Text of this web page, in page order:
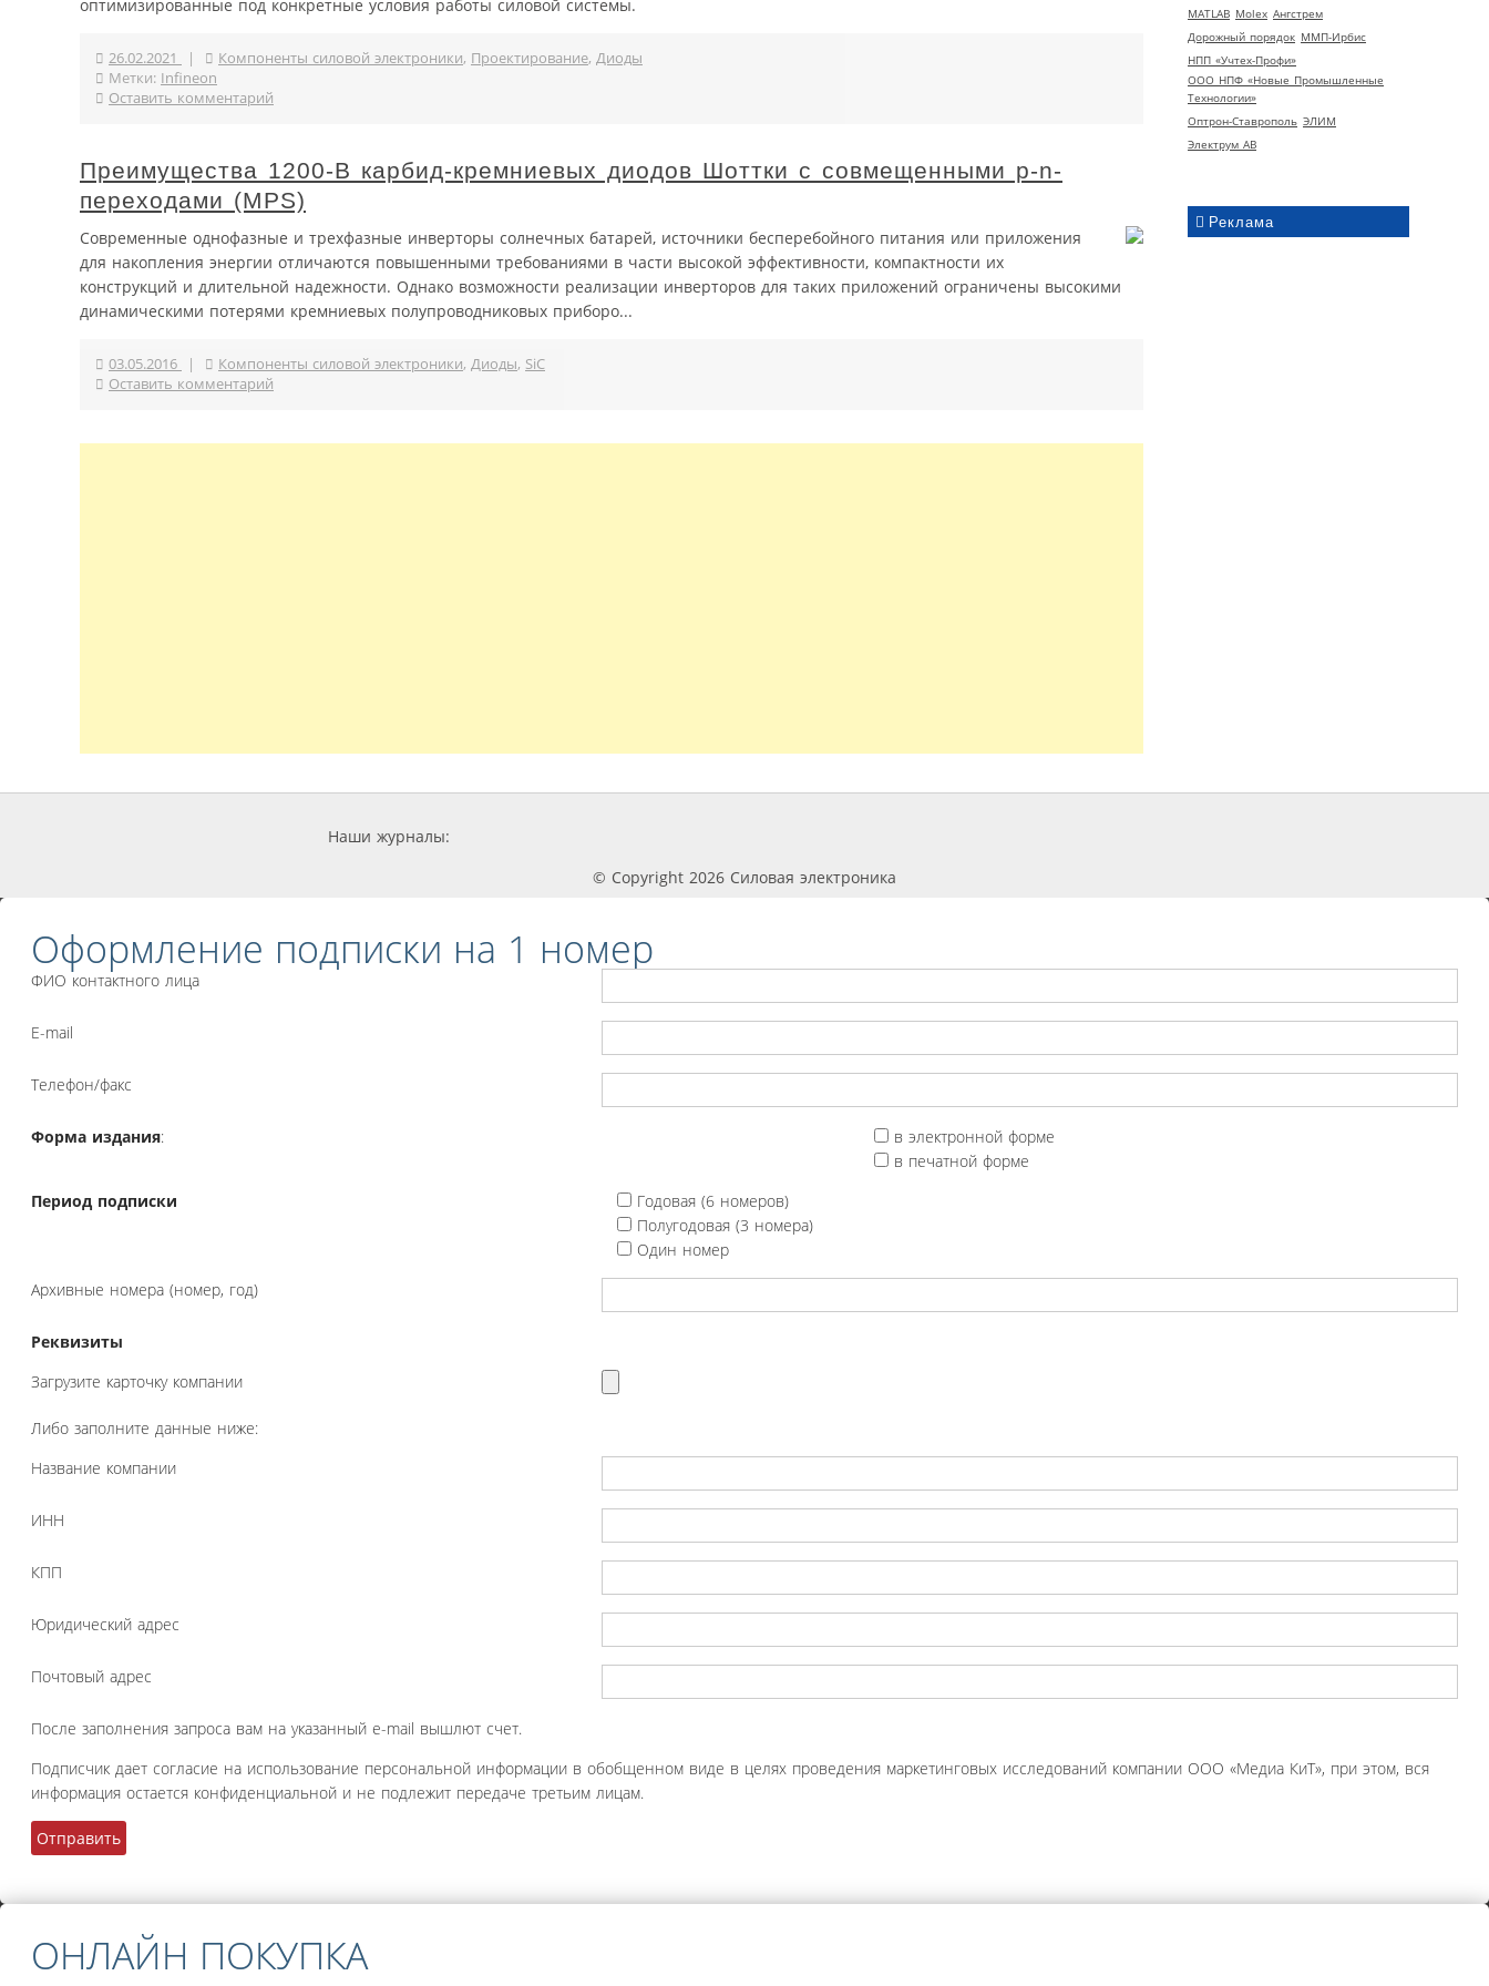
MATLAB Molex Ангстрем
Дорожный порядок ММП-Ирбис
НПП «Учтех-Профи»
ООО НПФ «Новые Промышленные
Технологии»
Оптрон-Ставрополь ЭЛИМ
Электрум АВ
Реклама
оптимизированные под конкретные условия работы силовой системы.
26.02.2021 | Компоненты силовой электроники, Проектирование, Диоды
Метки: Infineon
Оставить комментарий
Преимущества 1200-В карбид-кремниевых диодов Шоттки с совмещенными p-n-
переходами (MPS)
Современные однофазные и трехфазные инверторы солнечных батарей, источники бесперебойного питания или приложения
для накопления энергии отличаются повышенными требованиями в части высокой эффективности, компактности их
конструкций и длительной надежности. Однако возможности реализации инверторов для таких приложений ограничены высокими
динамическими потерями кремниевых полупроводниковых приборо...
03.05.2016 | Компоненты силовой электроники, Диоды, SiC
Оставить комментарий
Наши журналы:
© Copyright 2026 Силовая электроника
Оформление подписки на 1 номер
ФИО контактного лица
E-mail
Телефон/факс
Форма издания:
в электронной форме
в печатной форме
Период подписки
Годовая (6 номеров)
Полугодовая (3 номера)
Один номер
Архивные номера (номер, год)
Реквизиты
Загрузите карточку компании
Либо заполните данные ниже:
Название компании
ИНН
КПП
Юридический адрес
Почтовый адрес
После заполнения запроса вам на указанный e-mail вышлют счет.
Подписчик дает согласие на использование персональной информации в обобщенном виде в целях проведения маркетинговых исследований компании ООО «Медиа КиТ», при этом, вся
информация остается конфиденциальной и не подлежит передаче третьим лицам.
ОНЛАЙН ПОКУПКА